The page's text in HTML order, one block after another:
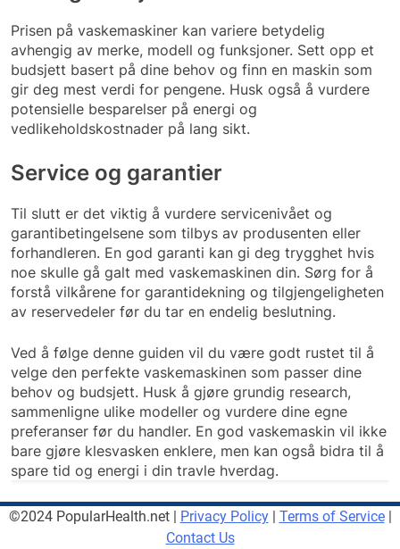
Prisen på vaskemaskiner kan variere betydelig
avhengig av merke, modell og funksjoner. Sett opp et
budsjett basert på dine behov og finn en maskin som
gir deg mest verdi for pengene. Husk også å vurdere
potensielle besparelser på energi og
vedlikeholdskostnader på lang sikt.
Service og garantier
Til slutt er det viktig å vurdere servicenivået og
garantibetingelsene som tilbys av produsenten eller
forhandleren. En god garanti kan gi deg trygghet hvis
noe skulle gå galt med vaskemaskinen din. Sørg for å
forstå vilkårene for garantidekning og tilgjengeligheten
av reservedeler før du tar en endelig beslutning.
Ved å følge denne guiden vil du være godt rustet til å
velge den perfekte vaskemaskinen som passer dine
behov og budsjett. Husk å gjøre grundig research,
sammenligne ulike modeller og vurdere dine egne
preferanser før du handler. En god vaskemaskin vil ikke
bare gjøre klesvasken enklere, men kan også bidra til å
spare tid og energi i din travle hverdag.
©2024 PopularHealth.net | Privacy Policy| Terms of Service|
Contact Us